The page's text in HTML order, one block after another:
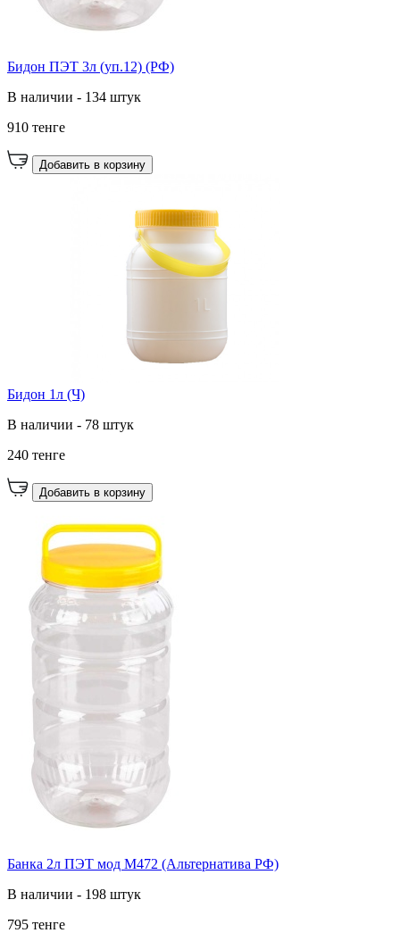
Бидон ПЭТ 3л (уп.12) (РФ)
В наличии - 134 штук
910 тенге
Добавить в корзину
Бидон 1л (Ч)
В наличии - 78 штук
240 тенге
Добавить в корзину
Банка 2л ПЭТ мод М472 (Альтернатива РФ)
В наличии - 198 штук
795 тенге